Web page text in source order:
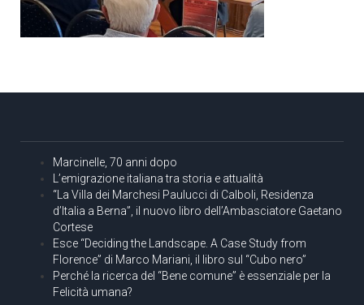
Marcinelle, 70 anni dopo
L’emigrazione italiana tra storia e attualità
“La Villa dei Marchesi Paulucci di Calboli, Residenza
d’Italia a Berna”, il nuovo libro dell’Ambasciatore Gaetano
Cortese
Esce “Deciding the Landscape. A Case Study from
Florence” di Marco Mariani, il libro sul “Cubo nero”
Perché la ricerca del “Bene comune” è essenziale per la
Felicità umana?